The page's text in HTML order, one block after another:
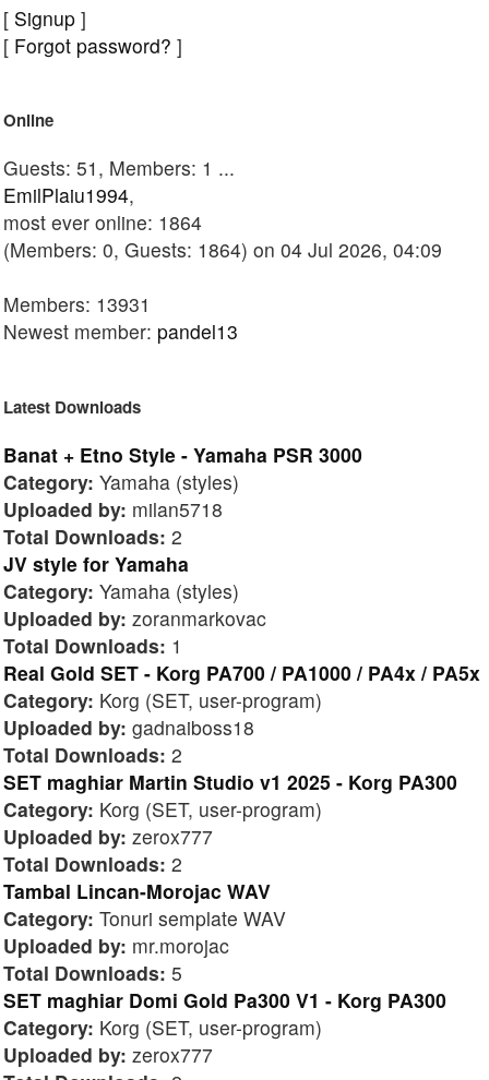
[ Signup ]
[ Forgot password? ]
Online
Guests: 51, Members: 1 ...
EmilPlaiu1994,
most ever online: 1864
(Members: 0, Guests: 1864) on 04 Jul 2026, 04:09
Members: 13931
Newest member: pandel13
Latest Downloads
Banat + Etno Style - Yamaha PSR 3000
Category: Yamaha (styles)
Uploaded by: milan5718
Total Downloads: 2
JV style for Yamaha
Category: Yamaha (styles)
Uploaded by: zoranmarkovac
Total Downloads: 1
Real Gold SET - Korg PA700 / PA1000 / PA4x / PA5x
Category: Korg (SET, user-program)
Uploaded by: gadnaiboss18
Total Downloads: 2
SET maghiar Martin Studio v1 2025 - Korg PA300
Category: Korg (SET, user-program)
Uploaded by: zerox777
Total Downloads: 2
Tambal Lincan-Morojac WAV
Category: Tonuri semplate WAV
Uploaded by: mr.morojac
Total Downloads: 5
SET maghiar Domi Gold Pa300 V1 - Korg PA300
Category: Korg (SET, user-program)
Uploaded by: zerox777